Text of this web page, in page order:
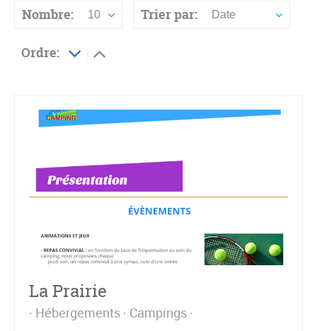
Nombre: 10 Trier par: Date
Ordre:
La Prairie
Hébergements Campings